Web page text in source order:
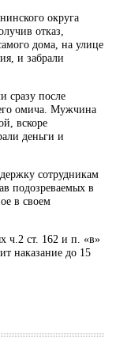
округа
отказ,
дома, на улице
и забрали
сразу после
омича. Мужчина
вскоре
деньги и
сотрудникам
подозреваемых в
в своем
ч.2 ст. 162 и п. «в»
наказание до 15